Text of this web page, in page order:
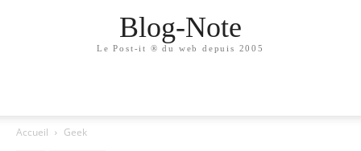
Blog-Note
Le Post-it ® du web depuis 2005
Accueil Geek